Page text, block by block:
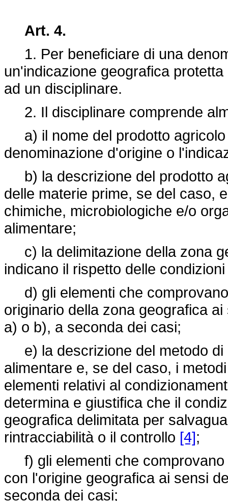
Art. 4.
1. Per beneficiare di una
un'indicazione geografica
ad un disciplinare.
2. Il disciplinare comprende
a) il nome del prodotto agricolo
denominazione d'origine o
b) la descrizione del prodotto
delle materie prime, se del caso,
chimiche, microbiologiche e/o
alimentare;
c) la delimitazione della zona
indicano il rispetto delle
d) gli elementi che
originario della zona geografica
a) o b), a seconda dei casi;
e) la descrizione del metodo di
alimentare e, se del caso, i
elementi relativi al
determina e giustifica che il
geografica delimitata per
rintracciabilità o il controllo [4];
f) gli elementi che comprovano
con l'origine geografica ai sensi
seconda dei casi;